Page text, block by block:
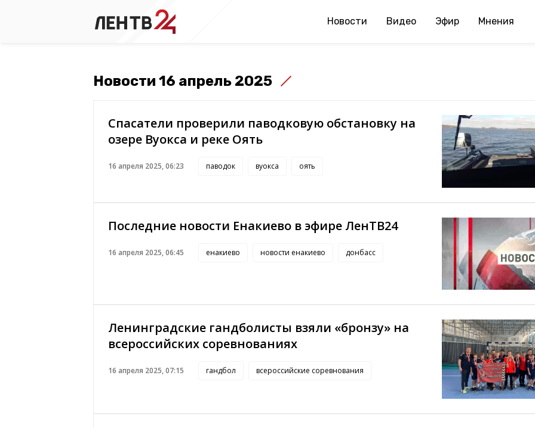
Новости Видео Эфир Мнения
Новости 16 апрель 2025
Спасатели проверили паводковую обстановку на
озере Вуокса и реке Оять
16 апреля 2025, 06:23 паводок вуокса оять
Последние новости Енакиево в эфире ЛенТВ24
16 апреля 2025, 06:45 енакиево новости енакиево донбасс
Ленинградские гандболисты взяли «бронзу» на
всероссийских соревнованиях
16 апреля 2025, 07:15 гандбол всероссийские соревнования